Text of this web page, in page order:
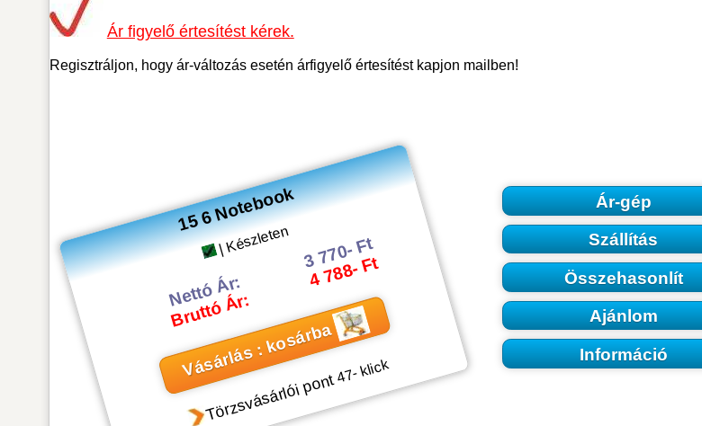
Ár figyelő értesítést kérek.
Regisztráljon, hogy ár-változás esetén árfigyelő értesítést kapjon mailben!
15 6 Notebook
| Készleten
Nettó Ár:
Bruttó Ár:
3 770- Ft
4 788- Ft
Vásárlás : kosárba
Törzsvásárlói pont47- klick
Ár-gép
Szállítás
Összehasonlít
Ajánlom
Információ